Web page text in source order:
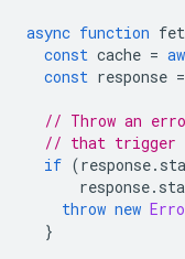
async function
const cache =
const response =
// Throw an
// that trigger
if (response.
response.
throw new
}